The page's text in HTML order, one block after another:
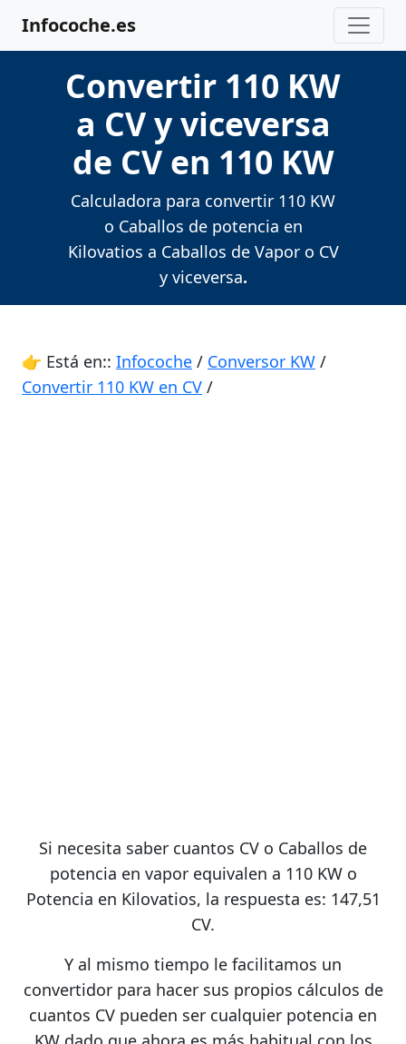
Infocoche.es
Convertir 110 KW
a CV y viceversa
de CV en 110 KW
Calculadora para convertir 110 KW
o Caballos de potencia en
Kilovatios a Caballos de Vapor o CV
y viceversa.
👉 Está en:: Infocoche / Conversor KW /
Convertir 110 KW en CV /
Si necesita saber cuantos CV o Caballos de
potencia en vapor equivalen a 110 KW o
Potencia en Kilovatios, la respuesta es: 147,51
CV.
Y al mismo tiempo le facilitamos un
convertidor para hacer sus propios cálculos de
cuantos CV pueden ser cualquier potencia en